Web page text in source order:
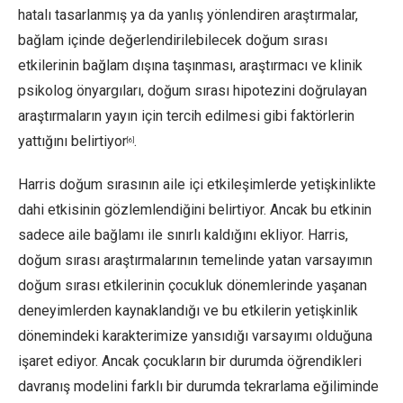
hatalı tasarlanmış ya da yanlış yönlendiren araştırmalar,
bağlam içinde değerlendirilebilecek doğum sırası
etkilerinin bağlam dışına taşınması, araştırmacı ve klinik
psikolog önyargıları, doğum sırası hipotezini doğrulayan
araştırmaların yayın için tercih edilmesi gibi faktörlerin
yattığını belirtiyor [6] .
Harris doğum sırasının aile içi etkileşimlerde yetişkinlikte
dahi etkisinin gözlemlendiğini belirtiyor. Ancak bu etkinin
sadece aile bağlamı ile sınırlı kaldığını ekliyor. Harris,
doğum sırası araştırmalarının temelinde yatan varsayımın
doğum sırası etkilerinin çocukluk dönemlerinde yaşanan
deneyimlerden kaynaklandığı ve bu etkilerin yetişkinlik
dönemindeki karakterimize yansıdığı varsayımı olduğuna
işaret ediyor. Ancak çocukların bir durumda öğrendikleri
davranış modelini farklı bir durumda tekrarlama eğiliminde